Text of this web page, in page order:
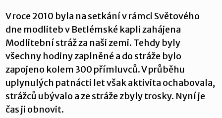
V roce 2010 byla na setkání v rámci Světového
dne modliteb v Betlémské kapli zahájena
Modlitební stráž za naši zemi. Tehdy byly
všechny hodiny zaplněné a do stráže bylo
zapojeno kolem 300 přímluvců. V průběhu
uplynulých patnácti let však aktivita ochabovala,
strážců ubývalo a ze stráže zbyly trosky. Nyní je
čas ji obnovit.